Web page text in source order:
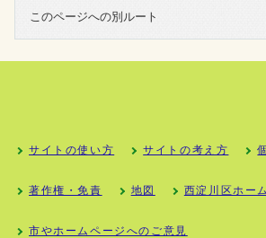
このページへの別ルート
サイトの使い方 サイトの考え方
著作権・免責 地図 西淀川区ホー
市やホームページへのご意見